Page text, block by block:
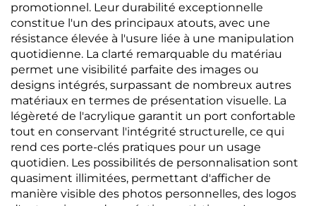
promotionnel. Leur durabilité exceptionnelle
constitue l'un des principaux atouts, avec une
résistance élevée à l'usure liée à une manipulation
quotidienne. La clarté remarquable du matériau
permet une visibilité parfaite des images ou
designs intégrés, surpassant de nombreux autres
matériaux en termes de présentation visuelle. La
légèreté de l'acrylique garantit un port confortable
tout en conservant l'intégrité structurelle, ce qui
rend ces porte-clés pratiques pour un usage
quotidien. Les possibilités de personnalisation sont
quasiment illimitées, permettant d'afficher de
manière visible des photos personnelles, des logos